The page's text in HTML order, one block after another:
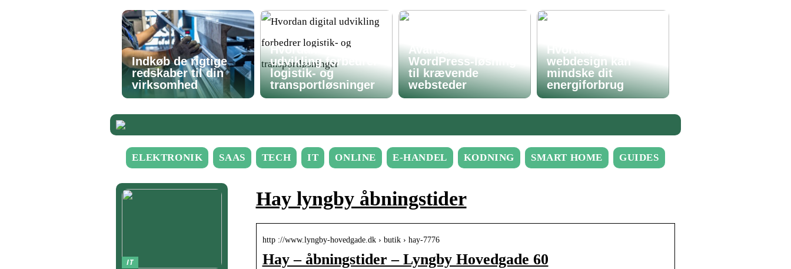
Indkøb de rigtige
redskaber til din
virksomhed
Hvordan digital
udvikling forbedrer
logistik- og
transportløsninger
Avanceret
WordPress-løsning
til krævende
websteder
Hvordan godt
webdesign kan
mindske dit
energiforbrug
ELEKTRONIK SAAS TECH IT ONLINE E-HANDEL KODNING SMART HOME GUIDES
Hay lyngby åbningstider
http ://www.lyngby-hovedgade.dk › butik › hay-7776
Hay – åbningstider – Lyngby Hovedgade 60
IT